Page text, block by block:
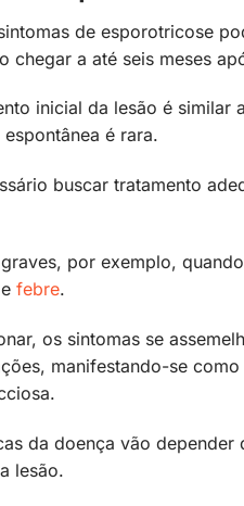
de esporotricose
chegar a até seis meses
inicial da lesão é
é rara.
buscar tratamento
por exemplo,
febre.
os sintomas se
manifestando-se
da doença vão
lesão.